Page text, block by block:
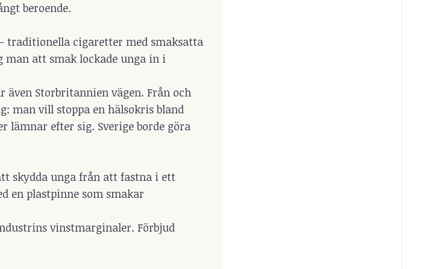
beroende.
traditionella cigaretter med smaksatta
man att smak lockade unga in i
även Storbritannien vägen. Från och
man vill stoppa en hälsokris bland
lämnar efter sig. Sverige borde göra
skydda unga från att fastna i ett
en plastpinne som smakar
vinstmarginaler. Förbjud